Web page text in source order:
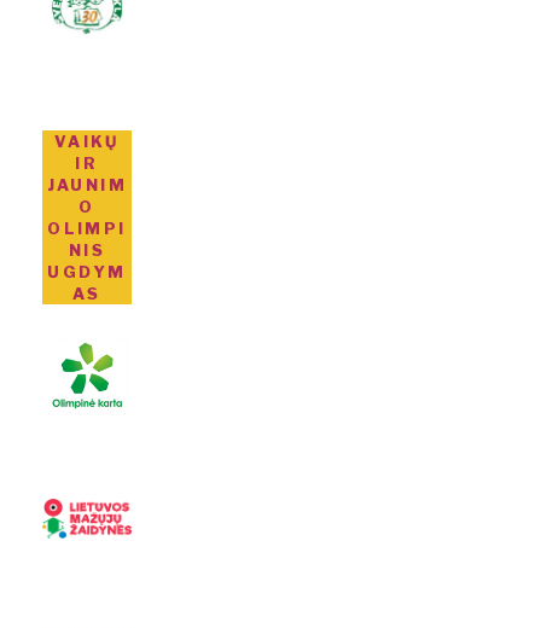
VAIKŲ
IR
JAUNIM
O
OLIMPI
NIS
UGDYM
AS